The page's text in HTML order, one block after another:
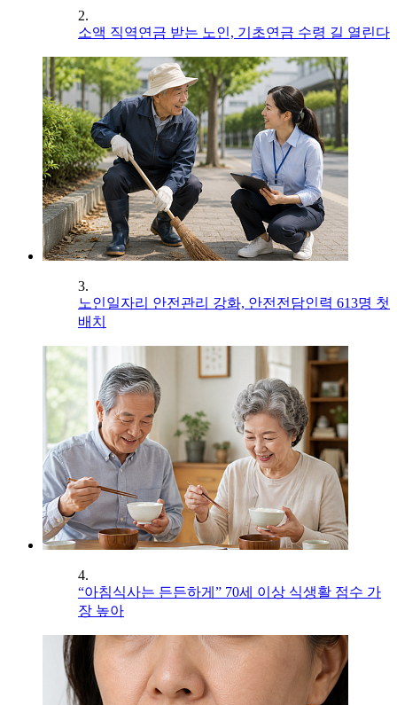
2.
소액 직역연금 받는 노인, 기초연금 수령 길 열린다
3.
노인일자리 안전관리 강화, 안전전담인력 613명 첫
배치
4.
“아침식사는 든든하게” 70세 이상 식생활 점수 가
장 높아